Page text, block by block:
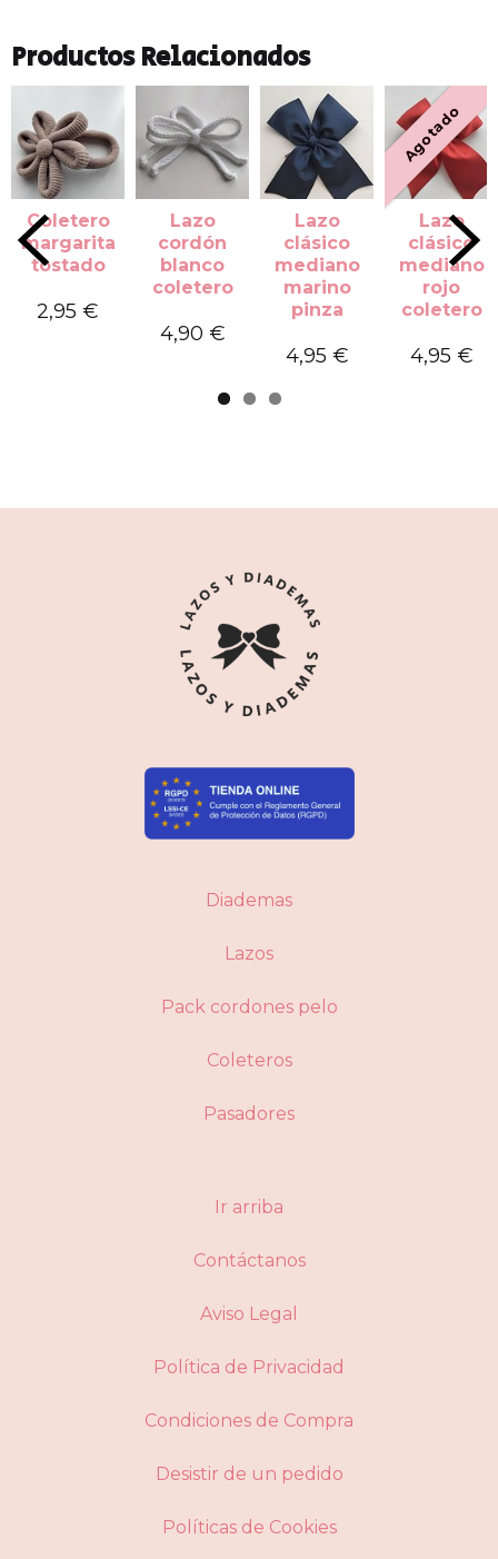
Productos Relacionados
Coletero
margarita
tostado
2,95 €
Lazo
cordón
blanco
coletero
4,90 €
Lazo
clásico
mediano
marino
pinza
4,95 €
Agotado
Lazo
clásico
mediano
rojo
coletero
4,95 €
Diademas
Lazos
Pack cordones pelo
Coleteros
Pasadores
Ir arriba
Contáctanos
Aviso Legal
Política de Privacidad
Condiciones de Compra
Desistir de un pedido
Políticas de Cookies